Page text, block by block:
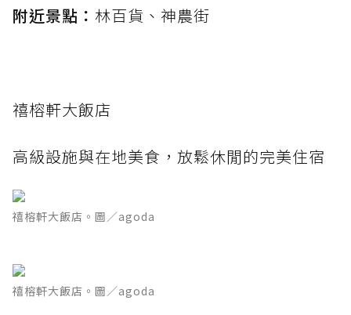
附近景點： 林百貨、神農街
禧榕軒大飯店
高級設施與在地美食，放鬆休閒的完美住宿
禧榕軒大飯店。圖／agoda
禧榕軒大飯店。圖／agoda